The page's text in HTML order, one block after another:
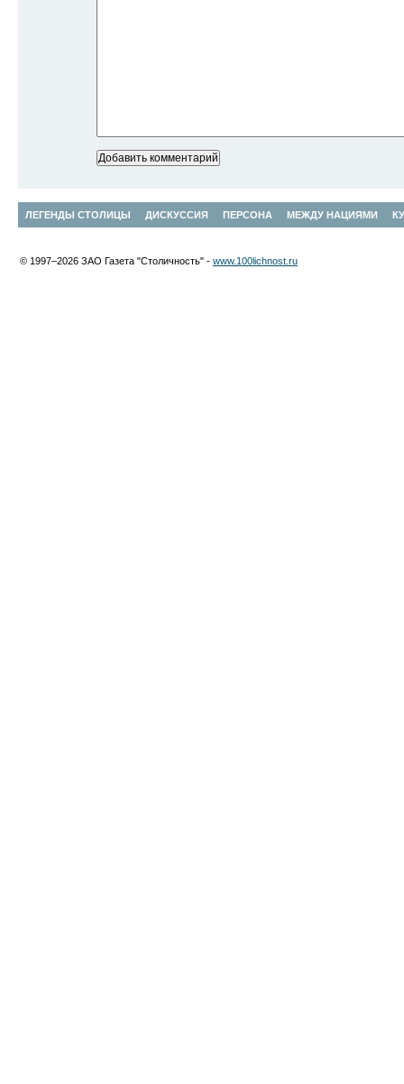
ЛЕГЕНДЫ СТОЛИЦЫ ДИСКУССИЯ ПЕРСОНА МЕЖДУ НАЦИЯМИ
© 1997–2026 ЗАО Газета "Столичность" - www.100lichnost.ru